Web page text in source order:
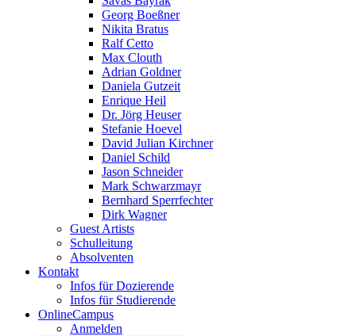
Georg Boeßner
Nikita Bratus
Ralf Cetto
Max Clouth
Adrian Goldner
Daniela Gutzeit
Enrique Heil
Dr. Jörg Heuser
Stefanie Hoevel
David Julian Kirchner
Daniel Schild
Jason Schneider
Mark Schwarzmayr
Bernhard Sperrfechter
Dirk Wagner
Guest Artists
Schulleitung
Absolventen
Kontakt
Infos für Dozierende
Infos für Studierende
OnlineCampus
Anmelden